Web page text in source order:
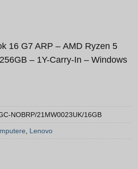
16 G7 ARP – AMD Ryzen 5
– 1Y-Carry-In – Windows
NOBRP/21MW0023UK/16GB
, Lenovo